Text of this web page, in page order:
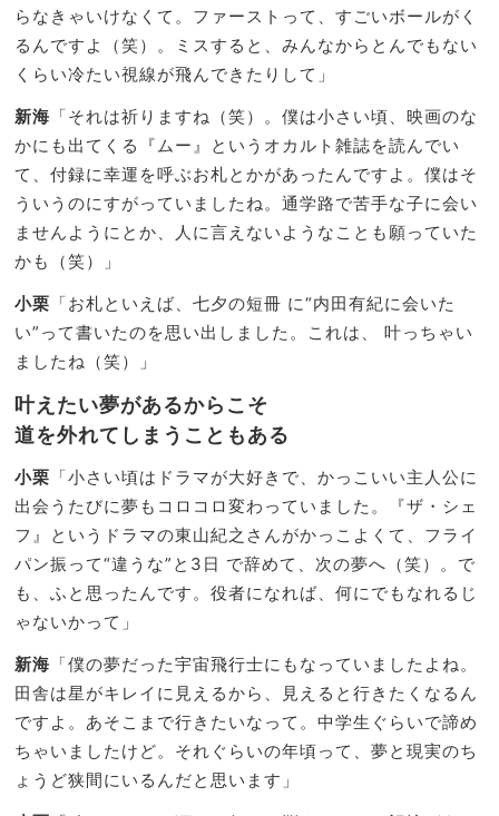
らなきゃいけなくて。ファーストって、すごいボールがく
るんですよ（笑）。ミスすると、みんなからとんでもない
くらい冷たい視線が飛んできたりして」
新海 「それは祈りますね（笑）。僕は小さい頃、映画のな
かにも出てくる『ムー』というオカルト雑誌を読んでい
て、付録に幸運を呼ぶお札とかがあったんですよ。僕はそ
ういうのにすがっていましたね。通学路で苦手な子に会い
ませんようにとか、人に言えないようなことも願っていた
かも（笑）」
小栗 「お札といえば、七夕の短冊 に“内田有紀に会いた
い”って書いたのを思い出しました。これは、 叶っちゃい
ましたね（笑）」
叶えたい夢があるからこそ
道を外れてしまうこともある
小栗 「小さい頃はドラマが大好きで、かっこいい主人公に
出会うたびに夢もコロコロ変わっていました。『ザ・シェ
フ』というドラマの東山紀之さんがかっこよくて、フライ
パン振って“違うな”と3日 で辞めて、次の夢へ（笑）。で
も、ふと思ったんです。役者になれば、何にでもなれるじ
ゃないかって」
新海 「僕の夢だった宇宙飛行士にもなっていましたよね。
田舎は星がキレイに見えるから、見えると行きたくなるん
ですよ。あそこまで行きたいなって。中学生ぐらいで諦め
ちゃいましたけど。それぐらいの年頃って、夢と現実のち
ょうど狭間にいるんだと思います」